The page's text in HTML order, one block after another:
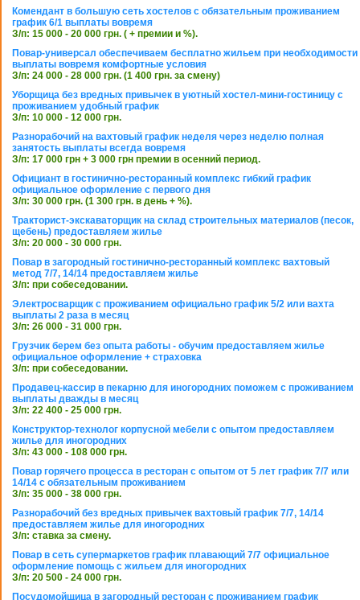
Комендант в большую сеть хостелов с обязательным проживанием
график 6/1 выплаты вовремя
З/п: 15 000 - 20 000 грн. ( + премии и %).
Повар-универсал обеспечиваем бесплатно жильем при необходимости
выплаты вовремя комфортные условия
З/п: 24 000 - 28 000 грн. (1 400 грн. за смену)
Уборщица без вредных привычек в уютный хостел-мини-гостиницу с
проживанием удобный график
З/п: 10 000 - 12 000 грн.
Разнорабочий на вахтовый график неделя через неделю полная
занятость выплаты всегда вовремя
З/п: 17 000 грн + 3 000 грн премии в осенний период.
Официант в гостинично-ресторанный комплекс гибкий график
официальное оформление с первого дня
З/п: 30 000 грн. (1 300 грн. в день + %).
Тракторист-экскаваторщик на склад строительных материалов (песок,
щебень) предоставляем жилье
З/п: 20 000 - 30 000 грн.
Повар в загородный гостинично-ресторанный комплекс вахтовый
метод 7/7, 14/14 предоставляем жилье
З/п: при собеседовании.
Электросварщик с проживанием официально график 5/2 или вахта
выплаты 2 раза в месяц
З/п: 26 000 - 31 000 грн.
Грузчик берем без опыта работы - обучим предоставляем жилье
официальное оформление + страховка
З/п: при собеседовании.
Продавец-кассир в пекарню для иногородних поможем с проживанием
выплаты дважды в месяц
З/п: 22 400 - 25 000 грн.
Конструктор-технолог корпусной мебели с опытом предоставляем
жилье для иногородних
З/п: 43 000 - 108 000 грн.
Повар горячего процесса в ресторан с опытом от 5 лет график 7/7 или
14/14 с обязательным проживанием
З/п: 35 000 - 38 000 грн.
Разнорабочий без вредных привычек вахтовый график 7/7, 14/14
предоставляем жилье для иногородних
З/п: ставка за смену.
Повар в сеть супермаркетов график плавающий 7/7 официальное
оформление помощь с жильем для иногородних
З/п: 20 500 - 24 000 грн.
Посудомойщица в загородный ресторан с проживанием график